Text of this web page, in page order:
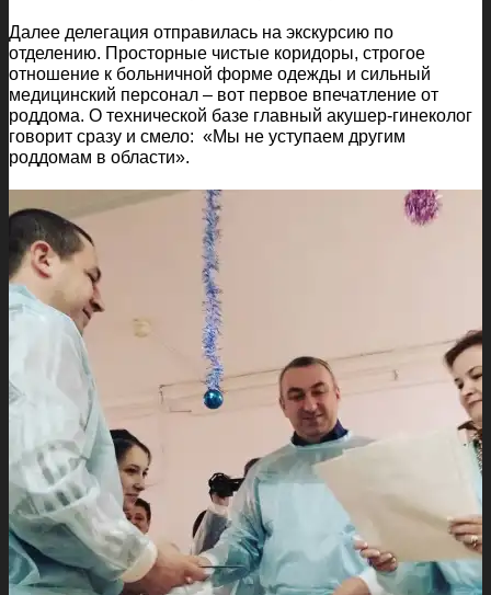
Далее делегация отправилась на экскурсию по
отделению. Просторные чистые коридоры, строгое
отношение к больничной форме одежды и сильный
медицинский персонал – вот первое впечатление от
роддома. О технической базе главный акушер-гинеколог
говорит сразу и смело: «Мы не уступаем другим
роддомам в области».